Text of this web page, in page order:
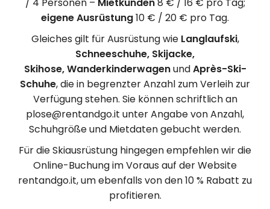
/ 4 Personen – Mietkunden8 € / 16 € pro Tag;
eigene Ausrüstung10 € / 20 € pro Tag.
Gleiches gilt für Ausrüstung wie Langlaufski,
Schneeschuhe, Skijacke,
Skihose, WanderkinderwagenundAprès-Ski-
Schuhe, die in begrenzter Anzahl zum Verleih zur
Verfügung stehen. Sie können schriftlich an
plose@rentandgo.it unter Angabe von Anzahl,
Schuhgröße und Mietdaten gebucht werden.
Für die Skiausrüstung hingegen empfehlen wir die
Online-Buchung im Voraus auf der Website
rentandgo.it, um ebenfalls von den 10 % Rabatt zu
profitieren.